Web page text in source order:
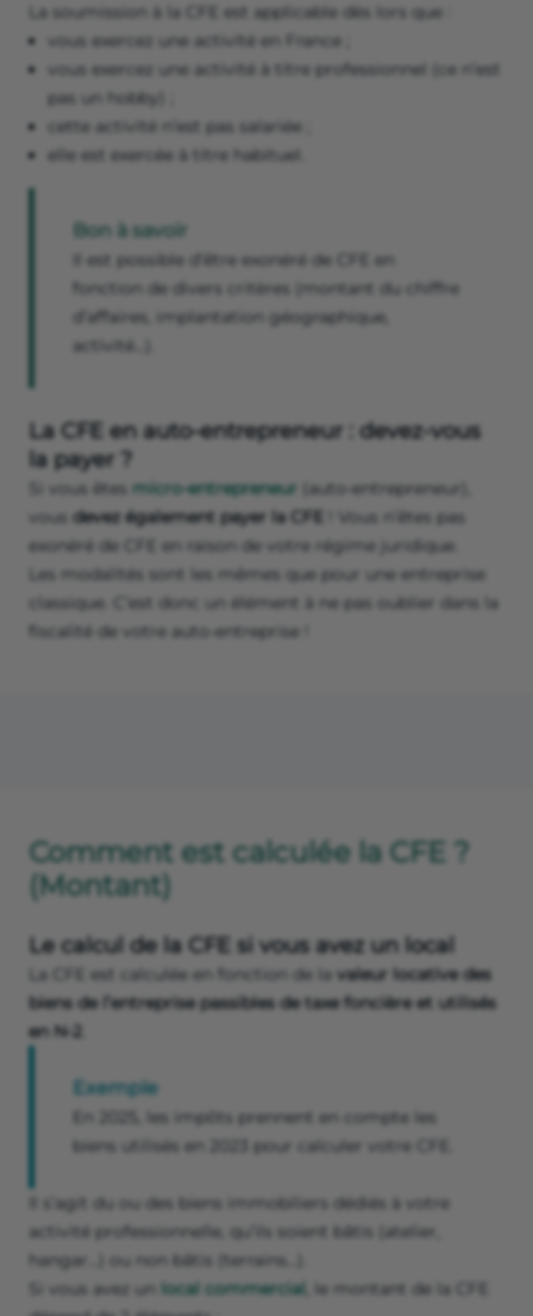
La soumission à la CFE est applicable dès lors que :
vous exercez une activité en France ;
vous exercez une activité à titre professionnel (ce n’est
pas un hobby) ;
cette activité n’est pas salariée ;
elle est exercée à titre habituel.
Bon à savoir
Il est possible d’être exonéré de CFE en
fonction de divers critères (montant du chiffre
d’affaires, implantation géographique,
activité…).
La CFE en auto-entrepreneur : devez-vous
la payer ?
Si vous êtes micro-entrepreneur (auto-entrepreneur),
vous devez également payer la CFE
! Vous n’êtes pas
exonéré de CFE en raison de votre régime juridique.
Les modalités sont les mêmes que pour une entreprise
classique. C’est donc un élément à ne pas oublier dans la
fiscalité de votre auto-entreprise !
Comment est calculée la CFE ?
(Montant)
Le calcul de la CFE si vous avez un local
La CFE est calculée en fonction de la valeur locative des
biens de l’entreprise passibles de taxe foncière et utilisés
en N-2
Exemple
En 2025, les impôts prennent en compte les
biens utilisés en 2023 pour calculer votre CFE.
Il s’agit du ou des biens immobiliers dédiés à votre
activité professionnelle, qu’ils soient bâtis (atelier,
hangar…) ou non bâtis (terrains…).
Si vous avez un local commercial , le montant de la CFE